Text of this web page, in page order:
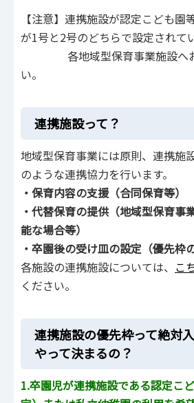
【注意】連携施設が認定こども園
が1号と2号のどちらで設定されて
各地域型保育事業施設へお
い。
連携施設って？
地域型保育事業には原則、連携施
のような連携協力を行います。
・保育内容の支援（合同保育等）
・代替保育の提供（地域型保育事
能な場合等）
・卒園後の受け皿の設定（優先枠
各施設の連携施設については、 こ
ください。
連携施設の優先枠って絶対
やって決まるの？
1.卒園児が連携施設である認定こ